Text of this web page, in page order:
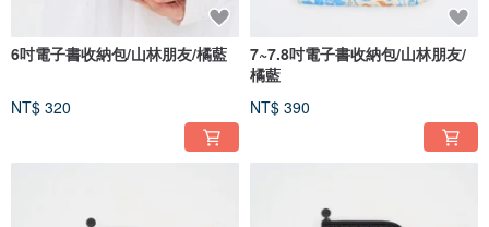
6吋電子書收納包/山林朋友/橘藍
NT$ 320
7~7.8吋電子書收納包/山林朋友/
橘藍
NT$ 390